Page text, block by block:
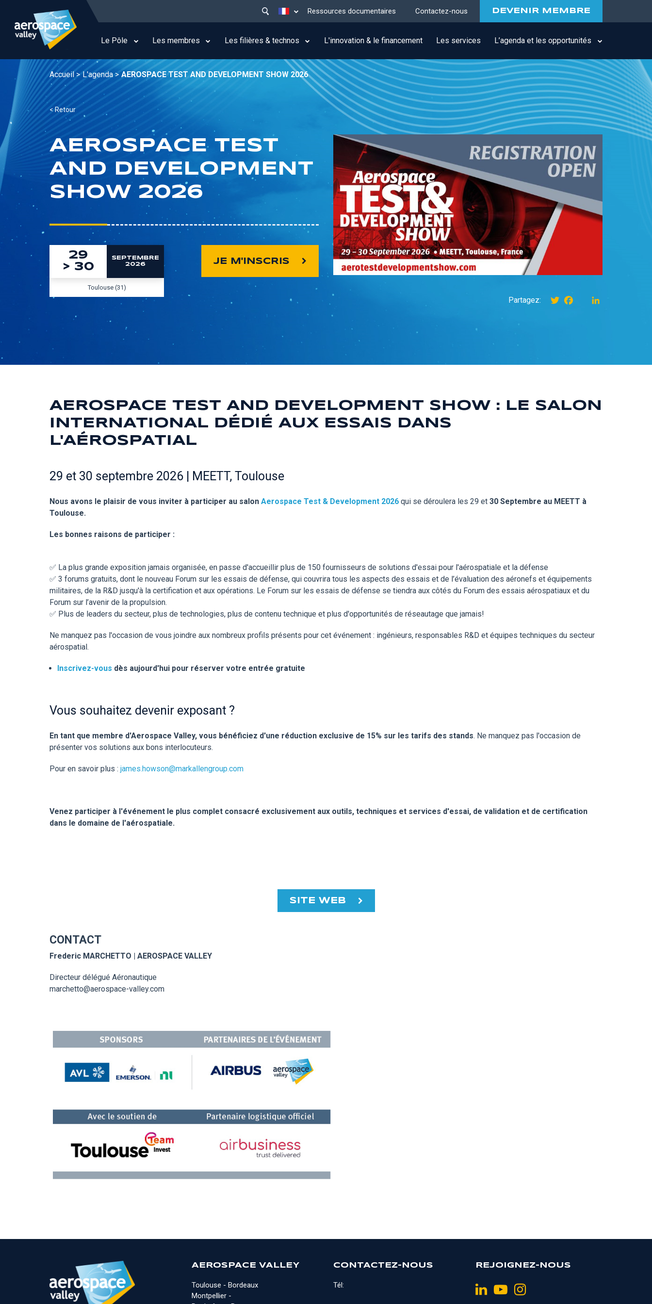
contenu
principal
Lister les actions supplémentaires
menu
top
Ressources documentaires Contactez-nous DEVENIR MEMBRE
navigation
Le Pôle Les membres Les filières & technos L'innovation & le financement Les services L’agenda et les opportunités
Accueil > L'agenda > AEROSPACE TEST AND DEVELOPMENT SHOW 2026
< Retour
AEROSPACE TEST
AND DEVELOPMENT
SHOW 2026
29
> 30
SEPTEMBRE
2026
Toulouse (31)
JE M'INSCRIS
Partagez: TwitterFacebookinstagram
AEROSPACE TEST AND DEVELOPMENT SHOW : LE SALON
INTERNATIONAL DÉDIÉ AUX ESSAIS DANS
L'AÉROSPATIAL
29 et 30 septembre 2026 | MEETT, Toulouse
Nous avons le plaisir de vous inviter à participer au salon Aerospace Test & Development 2026 qui se déroulera les 29 et 30 Septembre au MEETT à
Toulouse.
Les bonnes raisons de participer :
✅ La plus grande exposition jamais organisée, en passe d'accueillir plus de 150 fournisseurs de solutions d'essai pour l'aérospatiale et la défense
✅ 3 forums gratuits, dont le nouveau Forum sur les essais de défense, qui couvrira tous les aspects des essais et de l’évaluation des aéronefs et équipements
militaires, de la R&D jusqu'à la certification et aux opérations. Le Forum sur les essais de défense se tiendra aux côtés du Forum des essais aérospatiaux et du
Forum sur l’avenir de la propulsion.
✅ Plus de leaders du secteur, plus de technologies, plus de contenu technique et plus d'opportunités de réseautage que jamais!
Ne manquez pas l'occasion de vous joindre aux nombreux profils présents pour cet événement : ingénieurs, responsables R&D et équipes techniques du secteur
aérospatial.
Inscrivez-vous dès aujourd'hui pour réserver votre entrée gratuite
Vous souhaitez devenir exposant ?
En tant que membre d'Aerospace Valley, vous bénéficiez d'une réduction exclusive de 15% sur les tarifs des stands. Ne manquez pas l'occasion de
présenter vos solutions aux bons interlocuteurs.
Pour en savoir plus : james.howson@markallengroup.com
Venez participer à l'événement le plus complet consacré exclusivement aux outils, techniques et services d'essai, de validation et de certification
dans le domaine de l'aérospatiale.
SITE WEB
CONTACT
Frederic MARCHETTO | AEROSPACE VALLEY
Directeur délégué Aéronautique
marchetto@aerospace-valley.com
AEROSPACE VALLEY
Toulouse - Bordeaux
Montpellier -
CONTACTEZ-NOUS
Tél:
REJOIGNEZ-NOUS